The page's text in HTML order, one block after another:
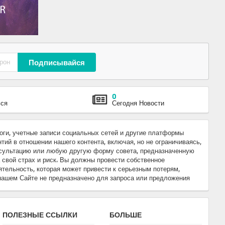
Подписывайся
0
Сегодня Новости
учетные записи социальных сетей и другие платформы
в отношении нашего контента, включая, но не ограничиваясь,
или любую другую форму совета, предназначенную
страх и риск. Вы должны провести собственное
которая может привести к серьезным потерям,
Сайте не предназначено для запроса или предложения
ПОЛЕЗНЫЕ ССЫЛКИ БОЛЬШЕ